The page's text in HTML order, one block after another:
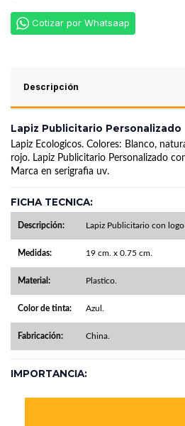
Cotizar por Whatsaap
Descripción
Lapiz Publicitario Personalizado
Lapiz Ecologicos. Colores: Blanco,
rojo. Lapiz Publicitario Personalizado
Marca en serigrafia uv.
FICHA TECNICA:
Descripción: Lapiz Publicitario con logo
Medidas: 19 cm. x 0.75 cm.
Material: Plastico.
Color de tinta: Azul.
Fabricación: China.
IMPORTANCIA: